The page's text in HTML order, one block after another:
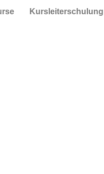
Kursleiterschulung